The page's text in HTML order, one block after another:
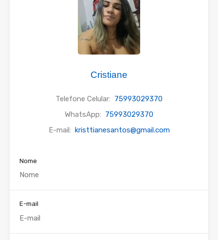
Cristiane
Telefone Celular: 75993029370
WhatsApp: 75993029370
E-mail: kristtianesantos@gmail.com
Nome
E-mail